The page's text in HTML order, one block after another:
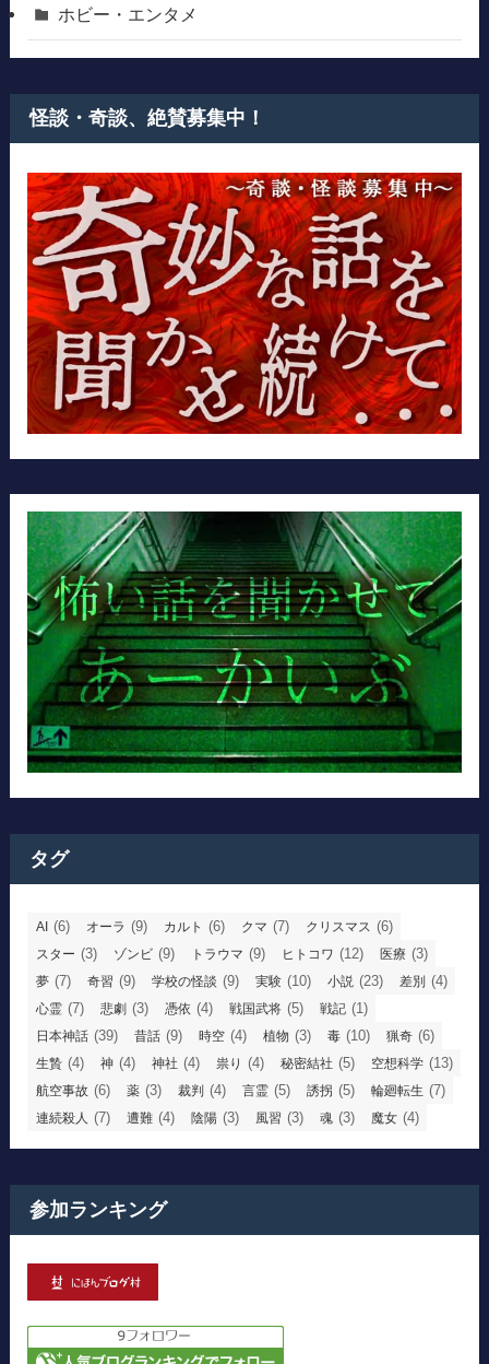
ホビー・エンタメ
怪談・奇談、絶賛募集中！
タグ
AI (6) オーラ (9) カルト (6) クマ (7) クリスマス (6)
スター (3) ゾンビ (9) トラウマ (9) ヒトコワ (12) 医療 (3)
夢 (7) 奇習 (9) 学校の怪談 (9) 実験 (10) 小説 (23) 差別 (4)
心霊 (7) 悲劇 (3) 憑依 (4) 戦国武将 (5) 戦記 (1)
日本神話 (39) 昔話 (9) 時空 (4) 植物 (3) 毒 (10) 猟奇 (6)
生贄 (4) 神 (4) 神社 (4) 祟り (4) 秘密結社 (5) 空想科学 (13)
航空事故 (6) 薬 (3) 裁判 (4) 言霊 (5) 誘拐 (5) 輪廻転生 (7)
連続殺人 (7) 遭難 (4) 陰陽 (3) 風習 (3) 魂 (3) 魔女 (4)
参加ランキング